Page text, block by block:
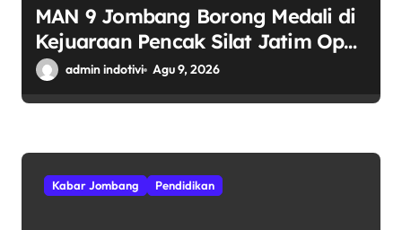
MAN 9 Jombang Borong Medali di
Kejuaraan Pencak Silat Jatim Open
2026admin indotivi Agu 9, 2026
Kabar Jombang Pendidikan